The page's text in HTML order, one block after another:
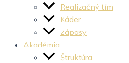
Realizačný tím
Káder
Zápasy
Akadémia
Štruktúra